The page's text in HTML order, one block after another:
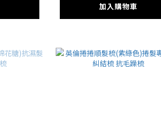
加入購物車